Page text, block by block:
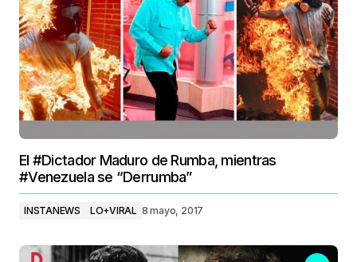
El #Dictador Maduro de Rumba, mientras
#Venezuela se “Derrumba”
INSTANEWS LO+VIRAL 8 mayo, 2017